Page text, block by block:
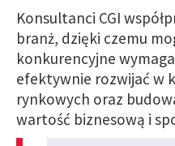
Konsultanci CGI
branż, dzięki czemu
konkurencyjne
efektywnie rozwijać w
rynkowych oraz
wartość biznesową i